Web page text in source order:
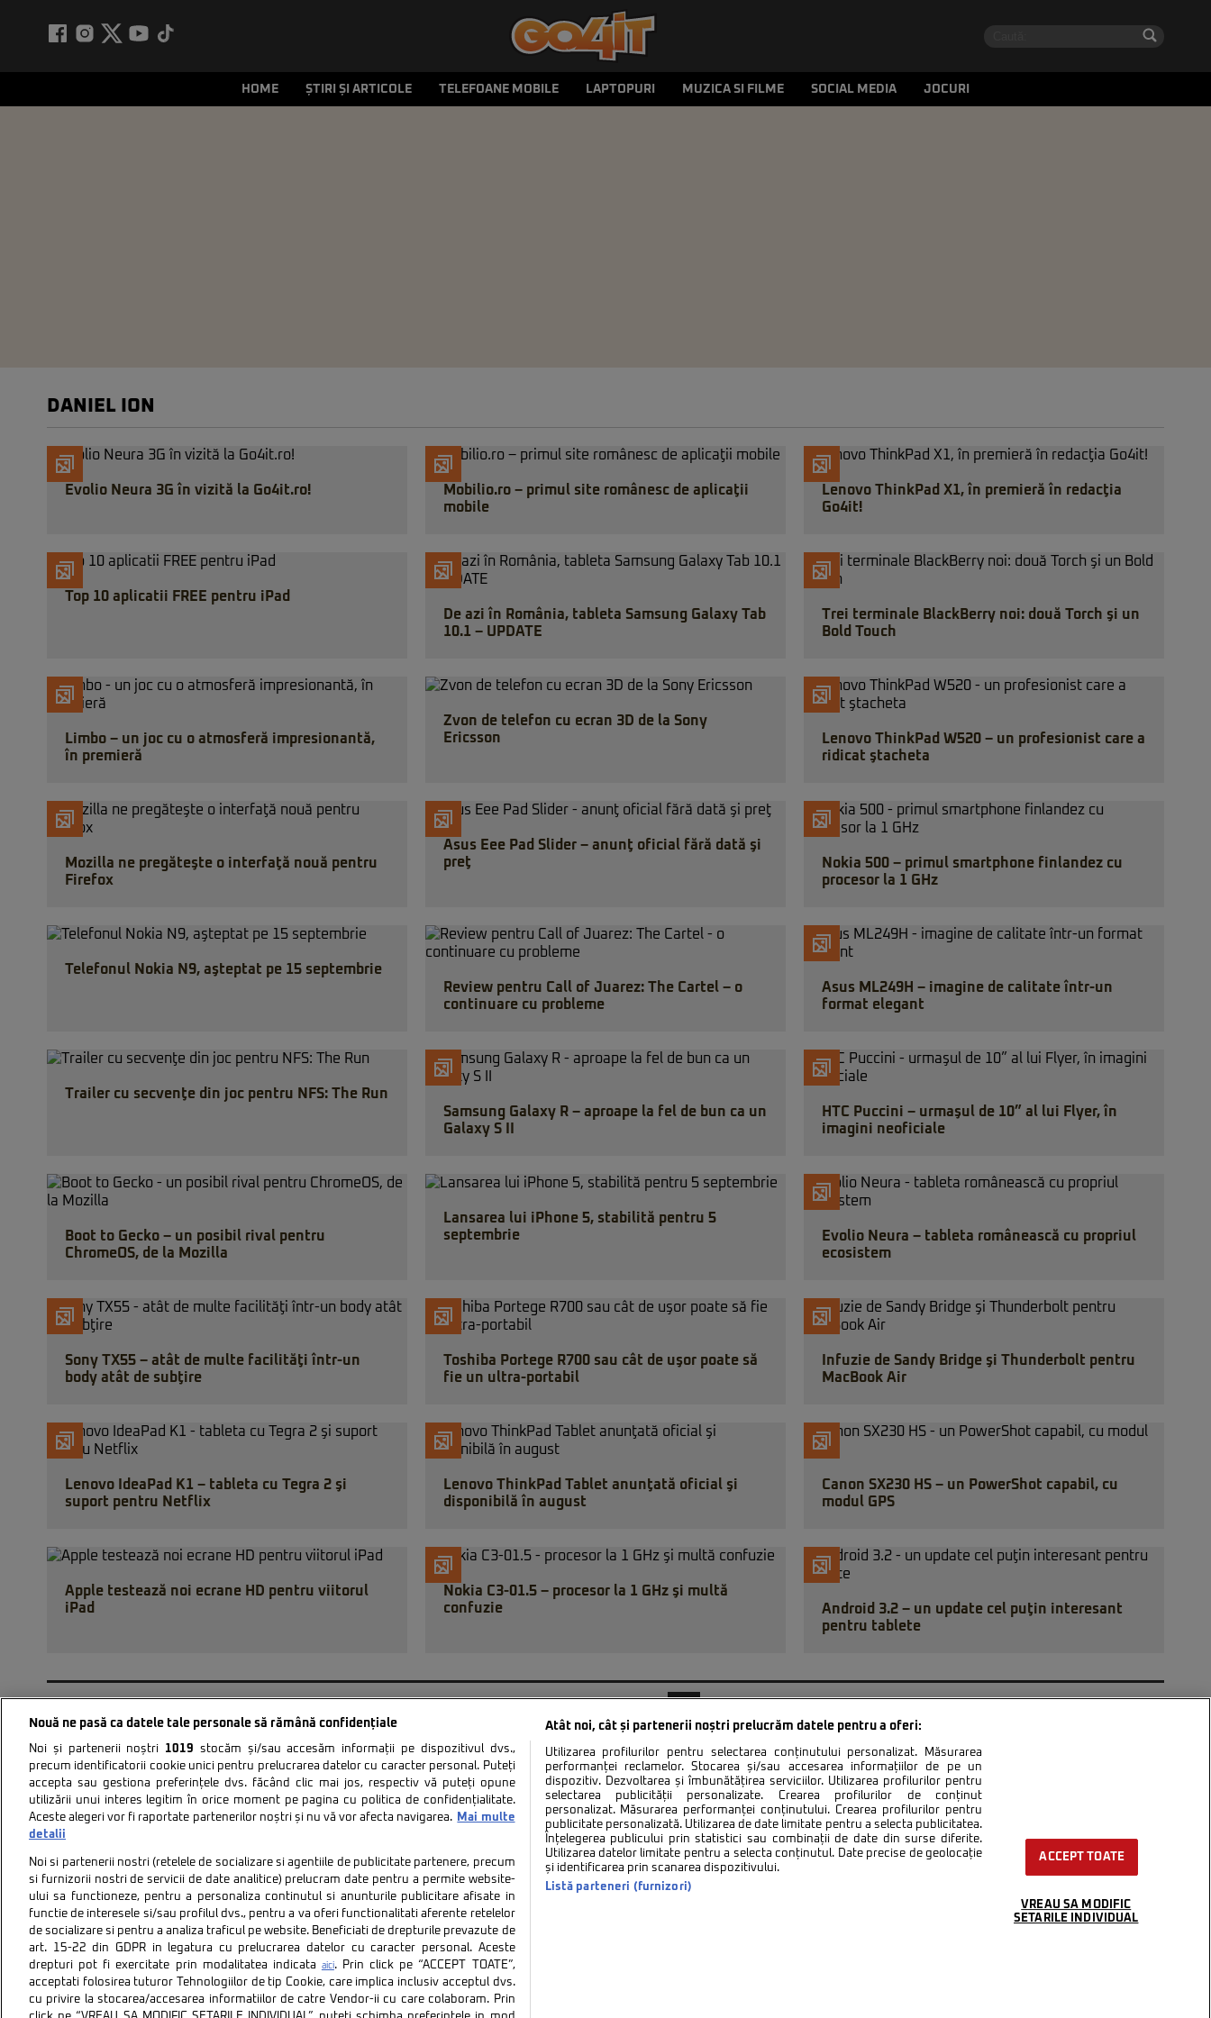
HOME ȘTIRI ȘI ARTICOLE TELEFOANE MOBILE LAPTOPURI MUZICA SI FILME SOCIAL MEDIA JOCURI
DANIEL ION
Evolio Neura 3G în vizită la Go4it.ro!
Mobilio.ro – primul site românesc de aplicaţii
mobile
Lenovo ThinkPad X1, în premieră în redacţia
Go4it!
Top 10 aplicatii FREE pentru iPad
De azi în România, tableta Samsung Galaxy Tab
10.1 – UPDATE
Trei terminale BlackBerry noi: două Torch şi un
Bold Touch
Limbo – un joc cu o atmosferă impresionantă,
în premieră
Zvon de telefon cu ecran 3D de la Sony
Ericsson
Lenovo ThinkPad W520 – un profesionist care a
ridicat ştacheta
Mozilla ne pregăteşte o interfaţă nouă pentru
Firefox
Asus Eee Pad Slider – anunţ oficial fără dată şi
preţ
Nokia 500 – primul smartphone finlandez cu
procesor la 1 GHz
Telefonul Nokia N9, aşteptat pe 15 septembrie
Review pentru Call of Juarez: The Cartel – o
continuare cu probleme
Asus ML249H – imagine de calitate într-un
format elegant
Trailer cu secvenţe din joc pentru NFS: The Run
Samsung Galaxy R – aproape la fel de bun ca un
Galaxy S II
HTC Puccini – urmaşul de 10” al lui Flyer, în
imagini neoficiale
Boot to Gecko – un posibil rival pentru
ChromeOS, de la Mozilla
Lansarea lui iPhone 5, stabilită pentru 5
septembrie
Evolio Neura – tableta românească cu propriul
ecosistem
Sony TX55 – atât de multe facilităţi într-un
body atât de subţire
Toshiba Portege R700 sau cât de uşor poate să
fie un ultra-portabil
Infuzie de Sandy Bridge şi Thunderbolt pentru
MacBook Air
Lenovo IdeaPad K1 – tableta cu Tegra 2 şi
suport pentru Netflix
Lenovo ThinkPad Tablet anunţată oficial şi
disponibilă în august
Canon SX230 HS – un PowerShot capabil, cu
modul GPS
Apple testează noi ecrane HD pentru viitorul
iPad
Nokia C3-01.5 – procesor la 1 GHz şi multă
confuzie
Android 3.2 – un update cel puţin interesant
pentru tablete
PAGINA 40 DIN 69 « PRIMA « ... 10 20 30 ... 38 39 40 41 42 ... 50 60 ... » ULTIMA »
Politica de confidentialitate Politica de cookies Termeni si conditii Contact Setări Cookies
Citarea se poate face în limita a 250 de semne. Nici o instituţie sau persoană (site-uri, instituţii mass-media, firme de monitorizare) nu poate reproduce integral scrierile publicistice purtătoare de Drepturi de Autor.
Decizia ONJN nr. 1598/16.09.2021. Jocurile de noroc sunt interzise minorilor.
Nouă ne pasă ca datele tale personale să rămână confidențiale
Noi și partenerii noștri 1019 stocăm și/sau accesăm informații pe dispozitivul dvs.,
precum identificatorii cookie unici pentru prelucrarea datelor cu caracter personal. Puteți
accepta sau gestiona preferințele dvs. făcând clic mai jos, respectiv vă puteți opune
utilizării unui interes legitim în orice moment pe pagina cu politica de confidențialitate.
Aceste alegeri vor fi raportate partenerilor noștri și nu vă vor afecta navigarea.
Mai multe
detalii
Noi si partenerii nostri (retelele de socializare si agentiile de publicitate partenere, precum
si furnizorii nostri de servicii de date analitice) prelucram date pentru a permite website-
ului sa functioneze, pentru a personaliza continutul si anunturile publicitare afisate in
functie de interesele si/sau profilul dvs., pentru a va oferi functionalitati aferente retelelor
de socializare si pentru a analiza traficul pe website. Beneficiati de drepturile prevazute de
art. 15-22 din GDPR in legatura cu prelucrarea datelor cu caracter personal. Aceste
drepturi pot fi exercitate prin modalitatea indicata
aici. Prin click pe “ACCEPT TOATE”,
acceptati folosirea tuturor Tehnologiilor de tip Cookie, care implica inclusiv acceptul dvs.
cu privire la stocarea/accesarea informatiilor de catre Vendor-ii cu care colaboram. Prin
Atât noi, cât și partenerii noștri prelucrăm datele pentru a oferi:
Utilizarea profilurilor pentru selectarea conținutului personalizat. Măsurarea
performanței reclamelor. Stocarea și/sau accesarea informațiilor de pe un
dispozitiv. Dezvoltarea și îmbunătățirea serviciilor. Utilizarea profilurilor pentru
selectarea publicității personalizate. Crearea profilurilor de conținut
personalizat. Măsurarea performanței conținutului. Crearea profilurilor pentru
publicitate personalizată. Utilizarea de date limitate pentru a selecta publicitatea.
Înțelegerea publicului prin statistici sau combinații de date din surse diferite.
Utilizarea datelor limitate pentru a selecta conținutul. Date precise de geolocație
și identificarea prin scanarea dispozitivului.
Listă parteneri (furnizori)
ACCEPT TOATE
VREAU SA MODIFIC
SETARILE INDIVIDUAL